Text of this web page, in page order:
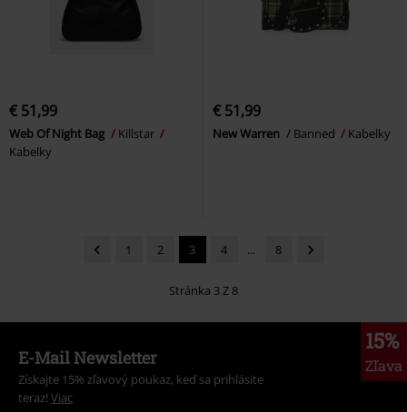
€ 51,99
Web Of Night Bag
Killstar
Kabelky
€ 51,99
New Warren Banned Kabelky
1 2 3 4 ... 8
Stránka 3 Z 8
15%
Zľava
E-Mail Newsletter
Získajte 15% zľavový poukaz, keď sa prihlásite
teraz! Viac